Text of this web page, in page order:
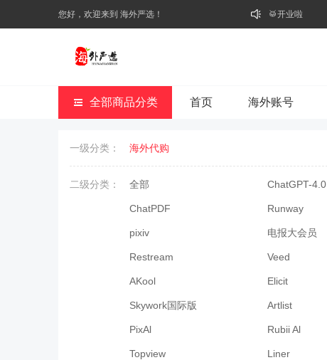
您好，欢迎来到 海外严选！ 🥁开业啦
全部商品分类 首页 海外账号
一级分类： 海外代购
二级分类： 全部 ChatGPT-4.0
ChatPDF Runway
pixiv 电报大会员
Restream Veed
AKool Elicit
Skywork国际版 Artlist
PixAl Rubii Al
Topview Liner